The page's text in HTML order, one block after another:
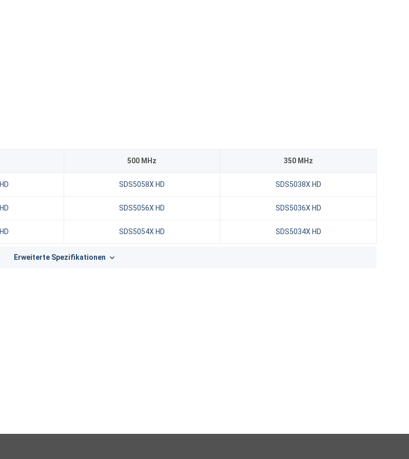
500 MHz 350 MHz
SDS5058X HD SDS5038X HD
SDS5056X HD SDS5036X HD
SDS5054X HD SDS5034X HD
Erweiterte Spezifikationen